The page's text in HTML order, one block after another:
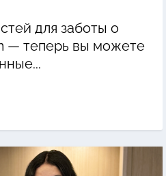
для заботы о
— теперь вы можете